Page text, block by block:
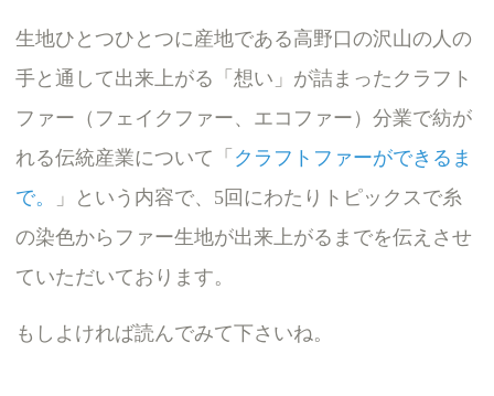
生地ひとつひとつに産地である高野口の沢山の人の
手と通して出来上がる「想い」が詰まったクラフト
ファー（フェイクファー、エコファー）分業で紡が
れる伝統産業について「 クラフトファーができるま
で。
」という内容で、5回にわたりトピックスで糸
の染色からファー生地が出来上がるまでを伝えさせ
ていただいております。
もしよければ読んでみて下さいね。